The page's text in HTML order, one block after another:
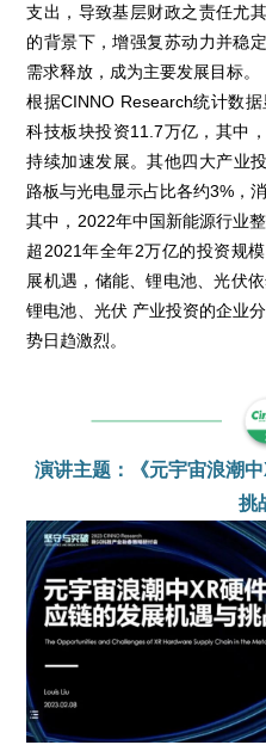
支出，导致基层财政之责任尤
的背景下，增强复苏动力并稳
需求释放，成为主要发展目标。
根据CINNO Research统计数
科技板块投资11.7万亿，其中
持续加速发展。其他四大产业
路板与光电显示占比各约3%，
其中，2022年中国新能源行业
超2021年全年2万亿的投资规
展机遇，储能、锂电池、光伏
锂电池、光伏 产业投资的企业
势日趋激烈。
演讲主题：《元宇宙浪潮
挑